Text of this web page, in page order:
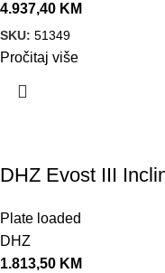
4.937,40 KM
SKU: 51349
Pročitaj više
DHZ Evost III
Plate loaded
DHZ
1.813,50 KM